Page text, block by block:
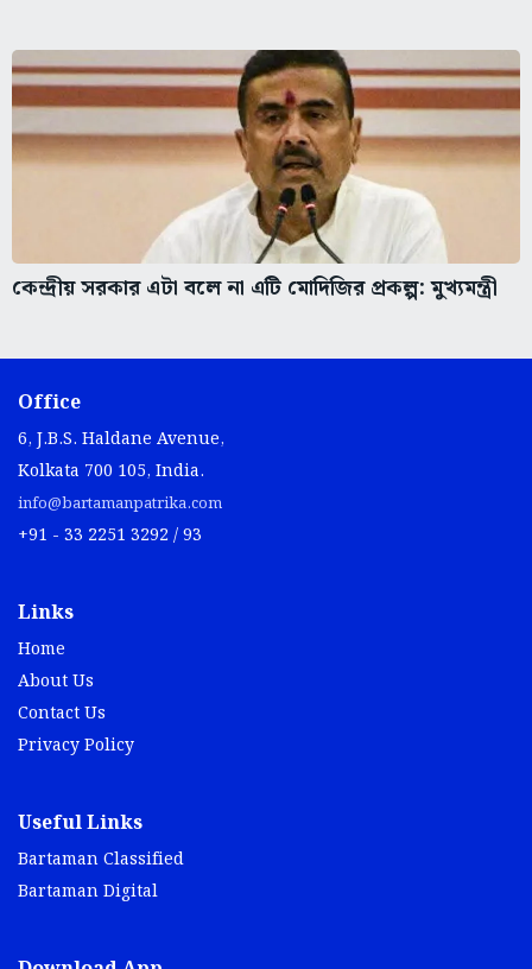
কেন্দ্রীয় সরকার এটা বলে না এটি মোদিজির প্রকল্প: মুখ্যমন্ত্রী
Office
6, J.B.S. Haldane Avenue,
Kolkata 700 105, India.
info@bartamanpatrika.com
+91 - 33 2251 3292 / 93
Links
Home
About Us
Contact Us
Privacy Policy
Useful Links
Bartaman Classified
Bartaman Digital